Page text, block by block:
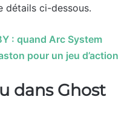
détails ci-dessous.
: quand Arc System
pour un jeu d’action
dans Ghost